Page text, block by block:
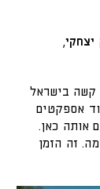
יצחקי,
קשה בישראל
אספקטים
אותה כאן.
זה הזמן